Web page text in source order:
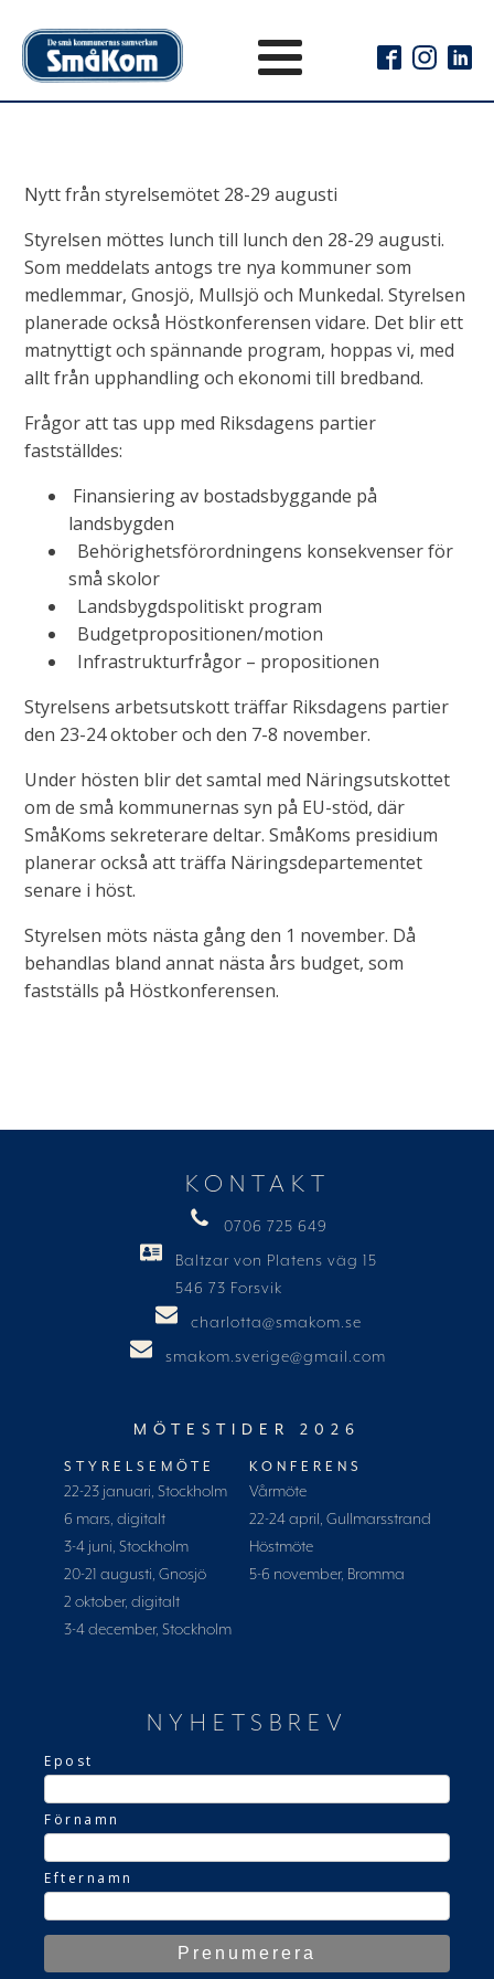
Nytt från styrelsemötet 28-29 augusti
Styrelsen möttes lunch till lunch den 28-29 augusti.
Som meddelats antogs tre nya kommuner som
medlemmar, Gnosjö, Mullsjö och Munkedal. Styrelsen
planerade också Höstkonferensen vidare. Det blir ett
matnyttigt och spännande program, hoppas vi, med
allt från upphandling och ekonomi till bredband.
Frågor att tas upp med Riksdagens partier
fastställdes:
Finansiering av bostadsbyggande på
landsbygden
Behörighetsförordningens konsekvenser för
små skolor
Landsbygdspolitiskt program
Budgetpropositionen/motion
Infrastrukturfrågor – propositionen
Styrelsens arbetsutskott träffar Riksdagens partier
den 23-24 oktober och den 7-8 november.
Under hösten blir det samtal med Näringsutskottet
om de små kommunernas syn på EU-stöd, där
SmåKoms sekreterare deltar. SmåKoms presidium
planerar också att träffa Näringsdepartementet
senare i höst.
Styrelsen möts nästa gång den 1 november. Då
behandlas bland annat nästa års budget, som
fastställs på Höstkonferensen.
KONTAKT
0706 725 649
Baltzar von Platens väg 15
546 73 Forsvik
charlotta@smakom.se
smakom.sverige@gmail.com
MÖTESTIDER 2026
STYRELSEMÖTE
22-23 januari, Stockholm
6 mars, digitalt
3-4 juni, Stockholm
20-21 augusti, Gnosjö
2 oktober, digitalt
3-4 december, Stockholm
KONFERENS
Vårmöte
22-24 april, Gullmarsstrand
Höstmöte
5-6 november, Bromma
NYHETSBREV
Epost
Förnamn
Efternamn